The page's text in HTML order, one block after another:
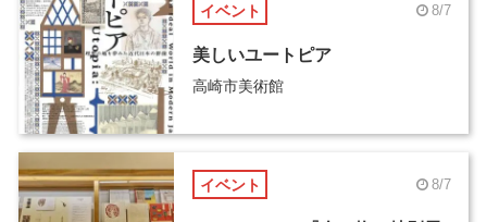
イベント 8/7
美しいユートピア
高崎市美術館
イベント 8/7